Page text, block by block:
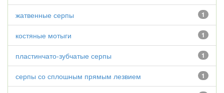
1
жатвенные серпы
1
костяные мотыги
1
пластинчато-зубчатые серпы
1
серпы со сплошным прямым лезвием